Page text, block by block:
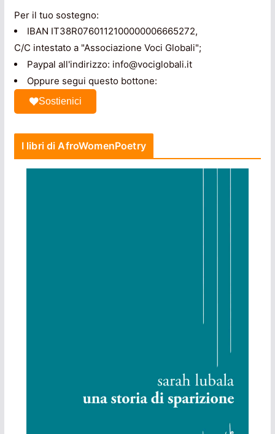
Per il tuo sostegno:
IBAN IT38R0760112100000006665272,
C/C intestato a "Associazione Voci Globali";
Paypal all'indirizzo: info@vociglobali.it
Oppure segui questo bottone:
Sostienici
I libri di AfroWomenPoetry